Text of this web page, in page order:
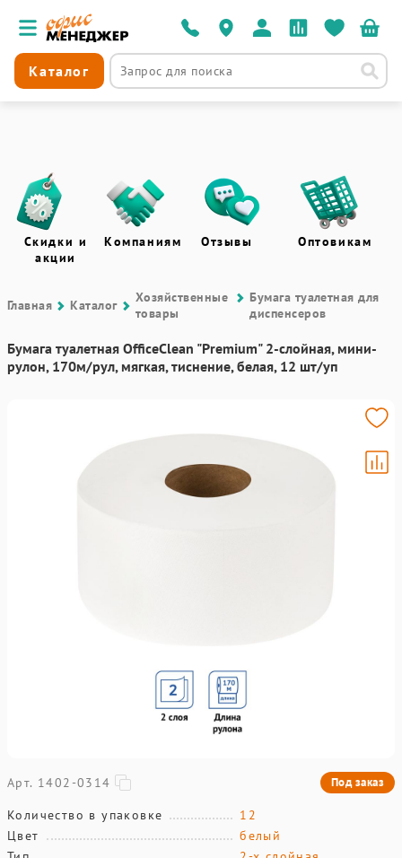
Каталог
Скидки и
акции
Компаниям Отзывы Оптовикам
Главная Каталог
Хозяйственные
товары
Бумага туалетная для
диспенсеров
Бумага туалетная OfficeClean "Premium" 2-слойная, мини-
рулон, 170м/рул, мягкая, тиснение, белая, 12 шт/уп
Арт. 1402-0314 Под заказ
Количество в упаковке
12
Цвет
белый